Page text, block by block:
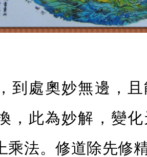
到處奧妙無邊，
，此為妙解，變
乘法。修道除先修